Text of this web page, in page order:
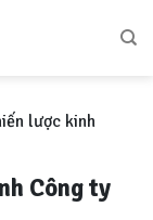
lược kinh
Công ty